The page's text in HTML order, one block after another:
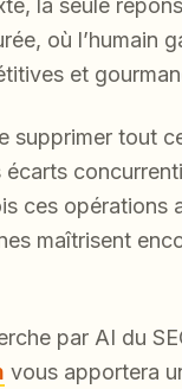
la seule
où l’humain
et
supprimer tout
ces opérations
maîtrisent
par AI du
vous apportera